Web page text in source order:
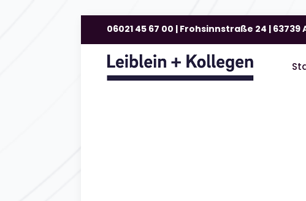
06021 45 67 00 | Frohsinnstraße 24 |